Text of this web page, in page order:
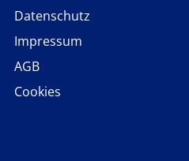
Datenschutz
Impressum
AGB
Cookies